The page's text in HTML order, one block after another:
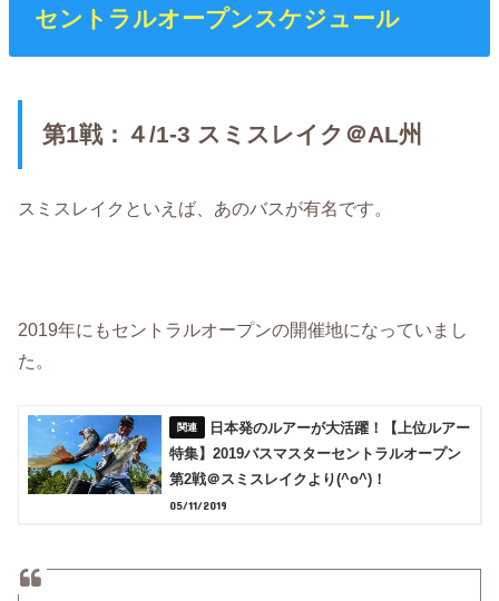
セントラルオープンスケジュール
第1戦：４/1-3 スミスレイク＠AL州
スミスレイクといえば、あのバスが有名です。
2019年にもセントラルオープンの開催地になっていまし
た。
日本発のルアーが大活躍！【上位ルアー
特集】2019バスマスターセントラルオープン
第2戦＠スミスレイクより(^o^)！
05/11/2019